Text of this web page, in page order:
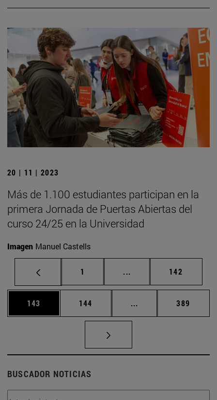
20 | 11 | 2023
Más de 1.100 estudiantes participan en la
primera Jornada de Puertas Abiertas del
curso 24/25 en la Universidad
Imagen Manuel Castells
Página
1 ... Páginas intermedias
Página
142
Página
143 Página
144 ... Páginas intermedias
Página
389
BUSCADOR NOTICIAS